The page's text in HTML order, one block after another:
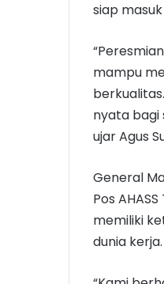
siap
mampu
nyata bagi
ujar Agus
General
Pos
memiliki
dunia kerja.